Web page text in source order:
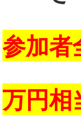
参加者
万円相